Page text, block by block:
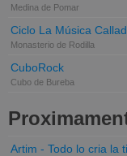
Medina de Pomar
Ciclo La Música
Monasterio de Rodilla
CuboRock
Cubo de Bureba
Artim - Todo lo cria la